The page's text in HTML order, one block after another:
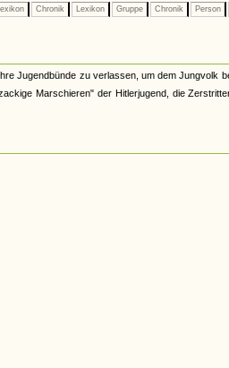
Chronik Lexikon Gruppe Chronik Person
Jugendbünde zu verlassen, um dem Jungvolk
Marschieren" der Hitlerjugend, die